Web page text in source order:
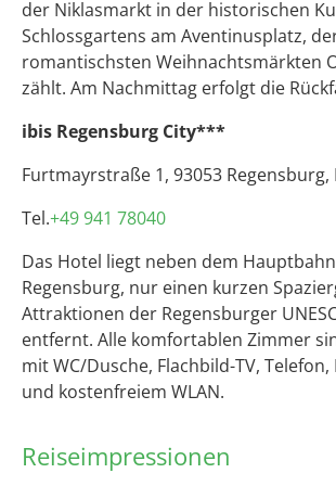
der Niklasmarkt in der historischen
Schlossgartens am Aventinusplatz,
romantischsten Weihnachtsmärkten
zählt. Am Nachmittag erfolgt die
ibis Regensburg City***
Furtmayrstraße 1, 93053
Tel.+49 941 78040
Das Hotel liegt neben dem
Regensburg, nur einen kurzen
Attraktionen der Regensburger
entfernt. Alle komfortablen Zimmer
mit WC/Dusche, Flachbild-TV,
und kostenfreiem WLAN.
Reiseimpressionen